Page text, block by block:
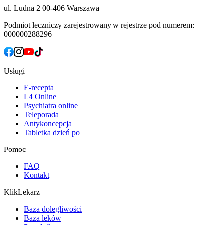
ul. Ludna 2 00-406 Warszawa
Podmiot leczniczy zarejestrowany w rejestrze pod numerem:
000000288296
Usługi
E-recepta
L4 Online
Psychiatra online
Teleporada
Antykoncepcja
Tabletka dzień po
Pomoc
FAQ
Kontakt
KlikLekarz
Baza dolegliwości
Baza leków